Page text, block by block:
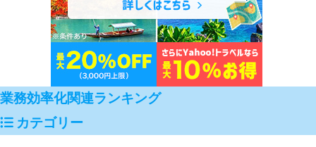
業務効率化関連ランキング
カテゴリー